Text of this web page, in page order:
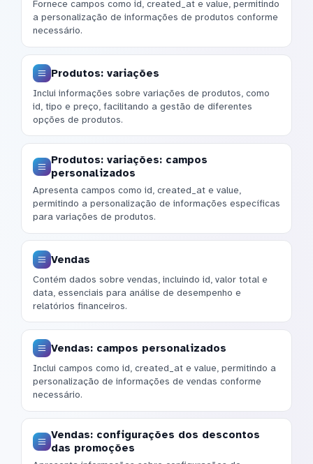
Fornece campos como id, created_at e value, permitindo
a personalização de informações de produtos conforme
necessário.
Produtos: variações
Inclui informações sobre variações de produtos, como
id, tipo e preço, facilitando a gestão de diferentes
opções de produtos.
Produtos: variações: campos
personalizados
Apresenta campos como id, created_at e value,
permitindo a personalização de informações específicas
para variações de produtos.
Vendas
Contém dados sobre vendas, incluindo id, valor total e
data, essenciais para análise de desempenho e
relatórios financeiros.
Vendas: campos personalizados
Inclui campos como id, created_at e value, permitindo a
personalização de informações de vendas conforme
necessário.
Vendas: configurações dos descontos
das promoções